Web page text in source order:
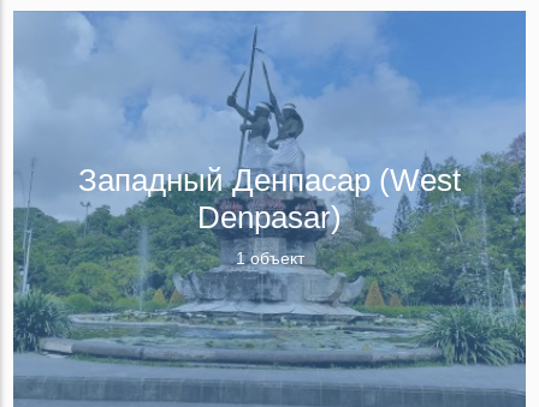
Западный Денпасар (West
Denpasar)
1 объект